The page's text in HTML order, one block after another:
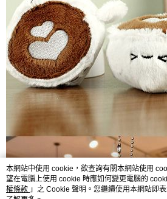
本網站中使用 cookie，欲查詢有關本網站使用
望在電腦上使用 cookie 時應如何變更電腦的
權條款 」之 Cookie 聲明。您繼續使用本網站即